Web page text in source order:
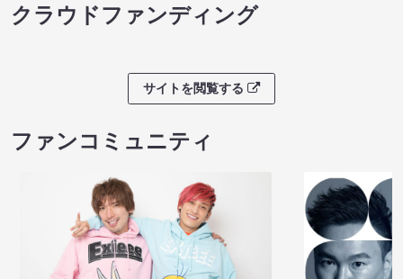
クラウドファンディング
サイトを閲覧する
ファンコミュニティ